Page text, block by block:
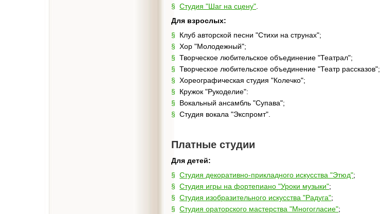
Студия "Шаг на сцену"
Для взрослых:
Клуб авторской песни "Стихи на струнах";
Хор "Молодежный";
Творческое любительское объединение "Театрал";
Творческое любительское объединение "Театр рассказов";
Хореографическая студия "Колечко";
Кружок "Рукоделие":
Вокальный ансамбль "Супава";
Студия вокала "Экспромт".
Платные студии
Для детей:
Студия декоративно-прикладного искусства "Этюд";
Студия игры на фортепиано "Уроки музыки";
Студия изобразительного искусства "Радуга";
Студия ораторского мастерства "Многогласие";